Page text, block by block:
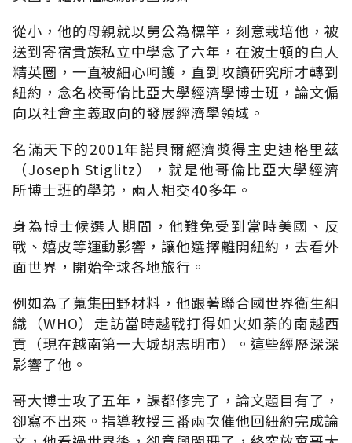
從小，他的母親就以舅公為標竿，刻意栽培他，被
送到寄宿貴族私立中學念了六年，在波士頓的白人
精英圈，一直被細心呵護，直到攻讀研究所才轉到
紐約，念名校哥倫比亞大學經濟學博士班，論文偏
向以社會主義取向的發展經濟學領域。
名滿天下的2001年諾貝爾經濟獎得主史迪格里茲
（Joseph Stiglitz），就是他哥倫比亞大學經濟
所博士班的學弟，兩人相交40多年。
身為博士候選人期間，他難免受到當時美國、反
戰、嬉皮等運動影響，讓他選擇離開紐約，去看外
面世界，開始全球各地旅行。
例如為了蒐集田野材料，他跟著聯合國世界衛生組
織（WHO）走訪當時越戰打得如火如荼的南越西
貢（現在越南第一大城胡志明市）。這些經歷深深
影響了他。
哥大博士攻了五年，課都修完了，論文題目有了，
卻寫不出來。指導教授三番兩次催他回紐約完成論